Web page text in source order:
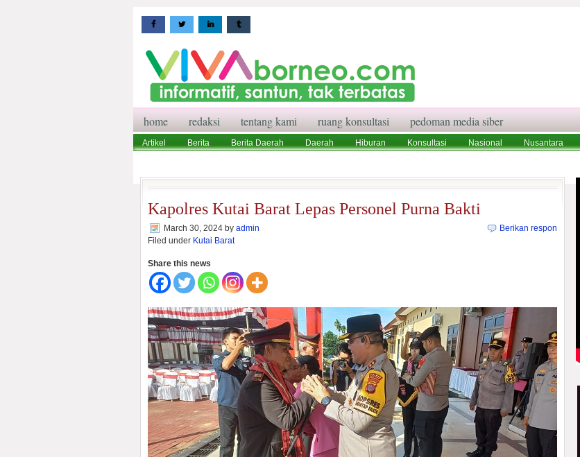
home redaksi tentang kami ruang konsultasi pedoman media siber
Artikel Berita Berita Daerah Daerah Hiburan Konsultasi Nasional Nusantara
Kapolres Kutai Barat Lepas Personel Purna Bakti
March 30, 2024 by admin
Filed under Kutai Barat
Berikan respon
Share this news